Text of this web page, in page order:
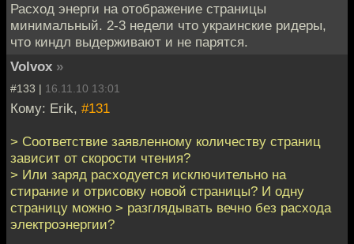
Расход энерги на отображение страницы
минимальный. 2-3 недели что украинские ридеры,
что киндл выдерживают и не парятся.
Volvox »
#133 | 16.11.10 13:01
Кому: Erik, #131
> Соответствие заявленному количеству страниц
зависит от скорости чтения?
> Или заряд расходуется исключительно на
стирание и отрисовку новой страницы? И одну
страницу можно > разглядывать вечно без расхода
электроэнергии?